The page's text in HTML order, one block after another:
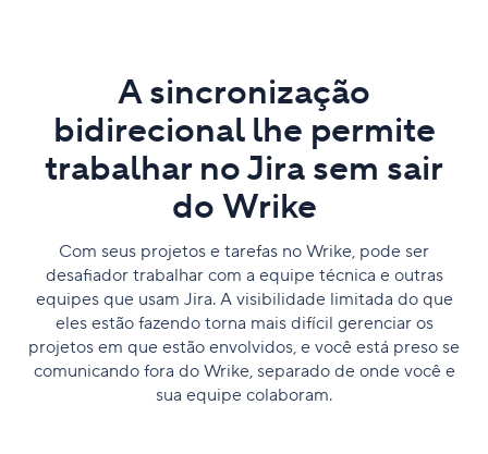
A sincronização
bidirecional lhe permite
trabalhar no Jira sem sair
do Wrike
Com seus projetos e tarefas no Wrike, pode ser
desafiador trabalhar com a equipe técnica e outras
equipes que usam Jira. A visibilidade limitada do que
eles estão fazendo torna mais difícil gerenciar os
projetos em que estão envolvidos, e você está preso se
comunicando fora do Wrike, separado de onde você e
sua equipe colaboram.